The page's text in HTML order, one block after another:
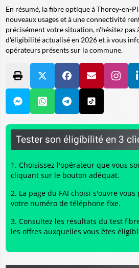
En résumé, la fibre optique à Thorey-en-
nouveaux usages et à une connectivité
précisément votre situation, n'hésitez pas
d'éligibilité actualisé en 2026 et à vous
opérateurs présents sur la commune.
Tester son éligibilité en 3
Choisissez l'opérateur que vous
cliquant sur le bouton adéquat.
La page du FAI choisi s'ouvre
votre numéro de téléphone fixe.
Consultez les résultats du test
les offres auxquelles vous êtes